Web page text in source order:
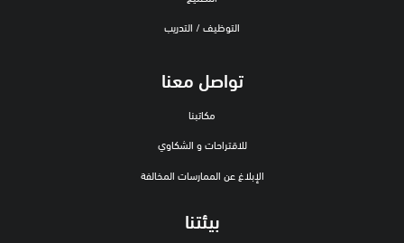
التوظيف / التدريب
تواصل معنا
مكاتبنا
للاقتراحات و الشكاوي
الإبلاغ عن الممارسات المخالفة
بيئتنا